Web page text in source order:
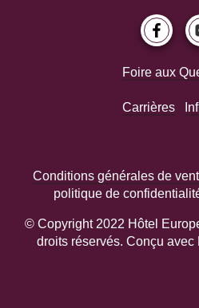
Foire aux
Carrières
Conditions générales de
politique de
© Copyright 2022 Hôtel
droits réservés. Conçu avec